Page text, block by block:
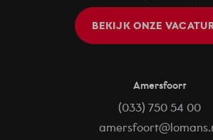
BEKIJK ONZE
Amersfoort
(033) 750 54 00